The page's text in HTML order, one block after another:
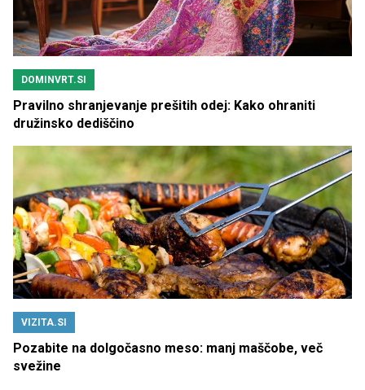
DOMINVRT.SI
Pravilno shranjevanje prešitih odej: Kako ohraniti
družinsko dediščino
VIZITA.SI
Pozabite na dolgočasno meso: manj maščobe, več
svežine